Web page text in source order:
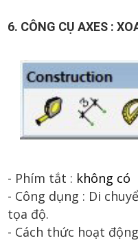
6. CÔNG CỤ AXES :
- Phím tắt : không có
- Công dụng : Di
tọa độ.
- Cách thức hoạt